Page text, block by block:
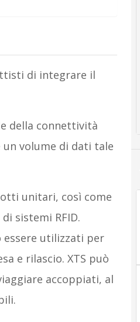
di integrare il
della connettività
un volume di dati tale
unitari, così come
sistemi RFID.
utilizzati per
e rilascio. XTS può
accoppiati, al